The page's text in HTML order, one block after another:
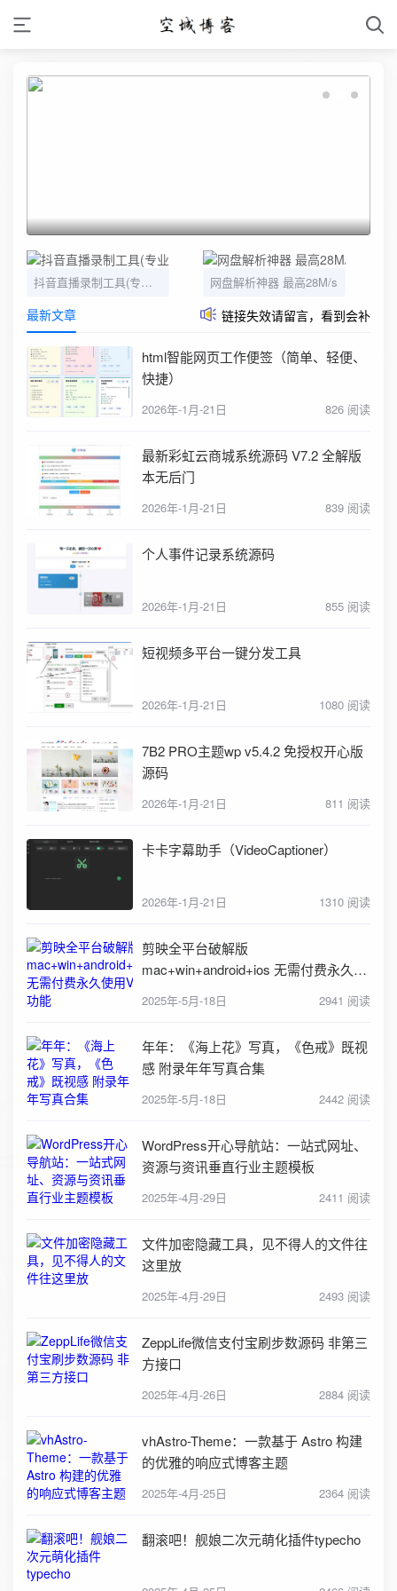
抖音直播录制工具(专业优化版) 网盘解析神器 最高28M/s
最新文章 链接失效请留言，看到会补
html智能网页工作便签（简单、轻便、
快捷）
2026年-1月-21日 826 阅读
最新彩虹云商城系统源码 V7.2 全解版
本无后门
2026年-1月-21日 839 阅读
个人事件记录系统源码
2026年-1月-21日 855 阅读
短视频多平台一键分发工具
2026年-1月-21日 1080 阅读
7B2 PRO主题wp v5.4.2 免授权开心版
源码
2026年-1月-21日 811 阅读
卡卡字幕助手（VideoCaptioner）
2026年-1月-21日 1310 阅读
剪映全平台破解版
mac+win+android+ios 无需付费永久使
用VIP功能
2025年-5月-18日 2941 阅读
年年：《海上花》写真，《色戒》既视
感 附录年年写真合集
2025年-5月-18日 2442 阅读
WordPress开心导航站：一站式网址、
资源与资讯垂直行业主题模板
2025年-4月-29日 2411 阅读
文件加密隐藏工具，见不得人的文件往
这里放
2025年-4月-29日 2493 阅读
ZeppLife微信支付宝刷步数源码 非第三
方接口
2025年-4月-26日 2884 阅读
vhAstro-Theme：一款基于 Astro 构建
的优雅的响应式博客主题
2025年-4月-25日 2364 阅读
翻滚吧！舰娘二次元萌化插件typecho